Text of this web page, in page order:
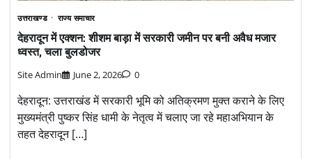
उत्तराखण्ड राज्य समाचार
देहरादून में एक्शन: शीशम बाड़ा में सरकारी जमीन पर बनी अवैध मजार
ध्वस्त, चला बुलडोजर
Site Admin June 2, 2026 0
देहरादून: उत्तराखंड में सरकारी भूमि को अतिक्रमण मुक्त कराने के लिए
मुख्यमंत्री पुष्कर सिंह धामी के नेतृत्व में चलाए जा रहे महाअभियान के
तहत देहरादून […]